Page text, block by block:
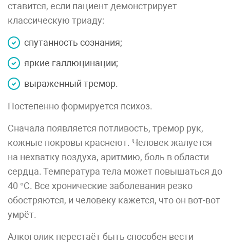
ставится, если пациент демонстрирует
классическую триаду:
спутанность сознания;
яркие галлюцинации;
выраженный тремор.
Постепенно формируется психоз.
Сначала появляется потливость, тремор рук,
кожные покровы краснеют. Человек жалуется
на нехватку воздуха, аритмию, боль в области
сердца. Температура тела может повышаться до
40 °С. Все хронические заболевания резко
обостряются, и человеку кажется, что он вот-вот
умрёт.
Алкоголик перестаёт быть способен вести